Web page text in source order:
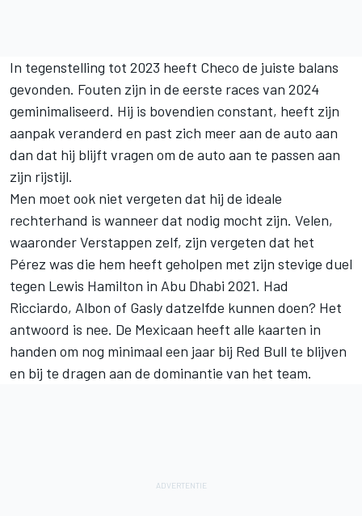
In tegenstelling tot 2023 heeft Checo de juiste balans
gevonden. Fouten zijn in de eerste races van 2024
geminimaliseerd. Hij is bovendien constant, heeft zijn
aanpak veranderd en past zich meer aan de auto aan
dan dat hij blijft vragen om de auto aan te passen aan
zijn rijstijl.
Men moet ook niet vergeten dat hij de ideale
rechterhand is wanneer dat nodig mocht zijn. Velen,
waaronder Verstappen zelf, zijn vergeten dat het
Pérez was die hem heeft geholpen met zijn stevige duel
tegen Lewis Hamilton in Abu Dhabi 2021. Had
Ricciardo, Albon of Gasly datzelfde kunnen doen? Het
antwoord is nee. De Mexicaan heeft alle kaarten in
handen om nog minimaal een jaar bij Red Bull te blijven
en bij te dragen aan de dominantie van het team.